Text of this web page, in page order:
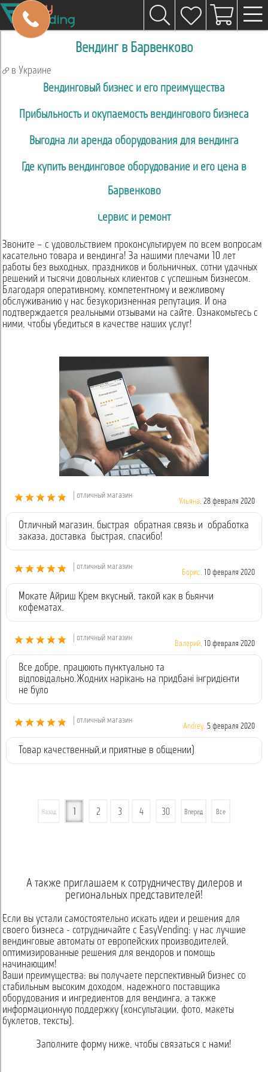
Вендинг в Барвенково
в Украине
Вендинговый бизнес и его преимущества
Прибыльность и окупаемость вендингового бизнеса
Выгодна ли аренда оборудования для вендинга
Где купить вендинговое оборудование и его цена в
Барвенково
Сервис и ремонт
Звоните – с удовольствием проконсультируем по всем вопросам
касательно товара и вендинга! За нашими плечами 10 лет
работы без выходных, праздников и больничных, сотни удачных
решений и тысячи довольных клиентов с успешным бизнесом.
Благодаря оперативному, компетентному и вежливому
обслуживанию у нас безукоризненная репутация. И она
подтверждается реальными отзывами на сайте. Ознакомьтесь с
ними, чтобы убедиться в качестве наших услуг!
| отличный магазин
Ульяна, 28 февраля 2020
Отличный магазин, быстрая обратная связь и обработка
заказа, доставка быстрая, спасибо!
| отличный магазин
Борис, 10 февраля 2020
Мокате Айриш Крем вкусный, такой как в бьянчи
кофематах.
| отличный магазин
Валерий, 10 февраля 2020
Все добре, працюють пунктуально та
відповідально.Жодних нарікань на придбані інгридієнти
не було
| отличный магазин
Andrey, 5 февраля 2020
Товар качественный,и приятные в общении)
Назад 2 3 4 30 Вперед Все
А также приглашаем к сотрудничеству дилеров и
региональных представителей!
Если вы устали самостоятельно искать идеи и решения для
своего бизнеса - сотрудничайте с EasyVending: у нас лучшие
вендинговые автоматы от европейских производителей,
оптимизированные решения для вендоров и помощь
начинающим!
Ваши преимущества: вы получаете перспективный бизнес со
стабильным высоким доходом, надежного поставщика
оборудования и ингредиентов для вендинга, а также
информационную поддержку (консультации, фото, макеты
буклетов, тексты).
Заполните форму ниже, чтобы связаться с нами!